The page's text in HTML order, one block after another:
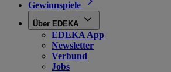
Gewinnspiele
Über EDEKA
EDEKA App
Newsletter
Verbund
Jobs